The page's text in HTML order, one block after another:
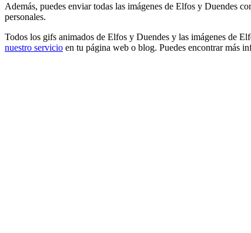
Además, puedes enviar todas las imágenes de Elfos y Duendes
personales.
Todos los gifs animados de Elfos y Duendes y las imágenes de
nuestro servicio en tu página web o blog. Puedes encontrar más